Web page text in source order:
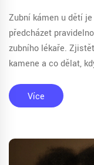
Zubní kámen u dětí
předcházet
zubního lékaře.
kamene a co dělat,
Více